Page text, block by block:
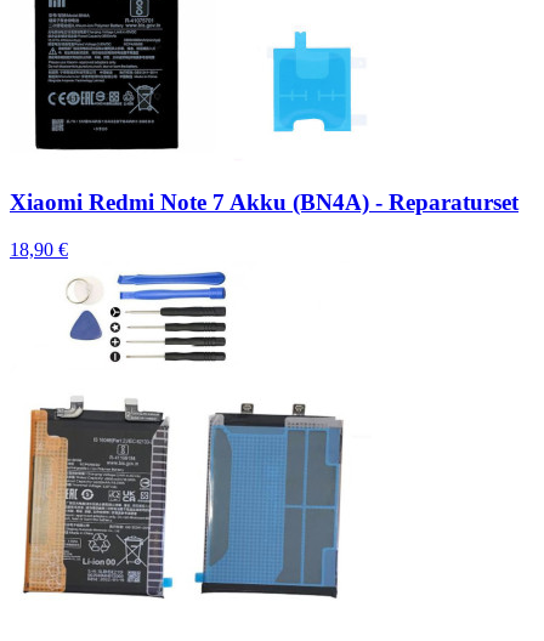
Xiaomi Redmi Note 7 Akku (BN4A) - Reparaturset
18,90 €